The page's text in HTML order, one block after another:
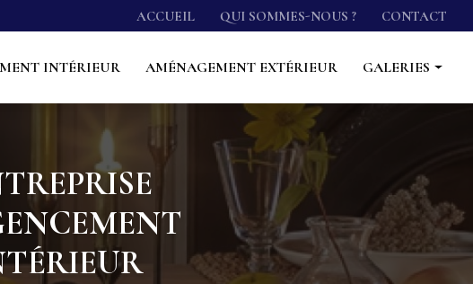
ACCUEIL QUI SOMMES-NOUS ? CONTACT
INTÉRIEUR AMÉNAGEMENT EXTÉRIEUR GALERIES
Cuisine
Salle de bain
Agencement intérieur
Aménagement extérieur